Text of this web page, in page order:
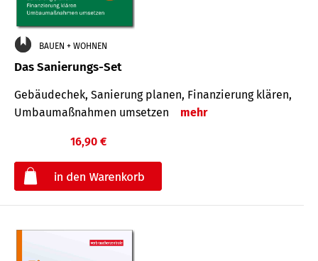
BAUEN + WOHNEN
Das Sanierungs-Set
Gebäudechek, Sanierung planen, Finanzierung klären,
Umbaumaßnahmen umsetzen
mehr
16,90 €